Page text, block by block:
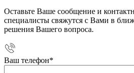
Оставьте Ваше сообщение и
специалисты свяжутся с Вами в
решения Вашего вопроса.
Ваш телефон*